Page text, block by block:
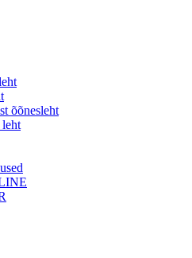
õõnesleht